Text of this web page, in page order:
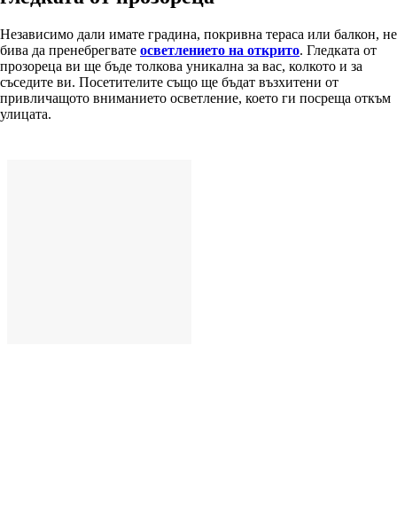
Независимо дали имате градина, покривна тераса или балкон, не
бива да пренебрегвате осветлението на открито. Гледката от
прозореца ви ще бъде толкова уникална за вас, колкото и за
съседите ви. Посетителите също ще бъдат възхитени от
привличащото вниманието осветление, което ги посреща откъм
улицата.